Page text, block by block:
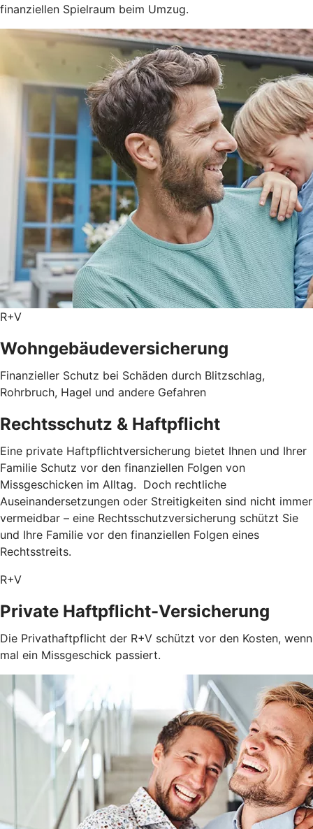
finanziellen Spielraum beim Umzug.
R+V
Wohngebäudever­sicherung
Finanzieller Schutz bei Schäden durch Blitzschlag,
Rohrbruch, Hagel und andere Gefahren
Rechtsschutz & Haftpflicht
Eine private Haftpflichtversicherung bietet Ihnen und Ihrer
Familie Schutz vor den finanziellen Folgen von
Missgeschicken im Alltag. Doch rechtliche
Auseinandersetzungen oder Streitigkeiten sind nicht immer
vermeidbar – eine Rechtsschutzversicherung schützt Sie
und Ihre Familie vor den finanziellen Folgen eines
Rechtsstreits.
R+V
Private Haftpflicht-Versicherung
Die Privathaftpflicht der R+V schützt vor den Kosten, wenn
mal ein Missgeschick passiert.